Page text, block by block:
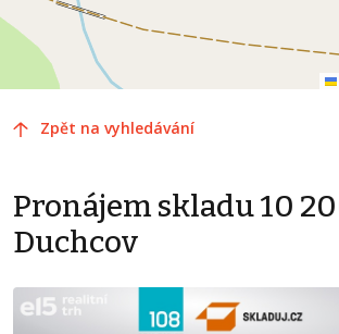
Zpět na vyhledávání
Pronájem skladu 10
Duchcov